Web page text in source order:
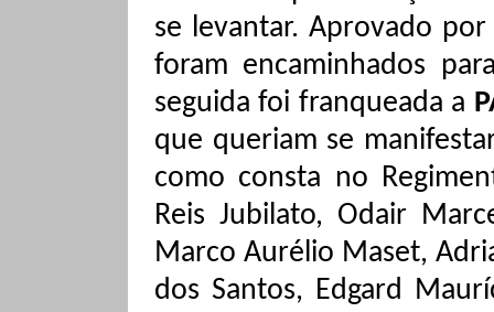
se levantar. Aprovado
foram encaminhados
seguida foi franqueada a
que queriam se
como consta no
Reis Jubilato, Odair
Marco Aurélio Maset,
dos Santos, Edgard